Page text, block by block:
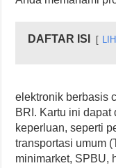
DAFTAR ISI
elektronik berbasis
BRI. Kartu ini
keperluan, seperti
transportasi umum
minimarket, SPBU,